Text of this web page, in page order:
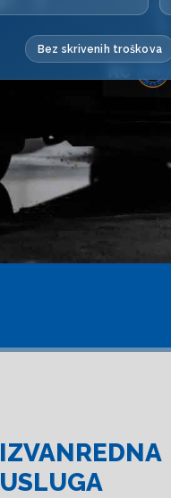
Bez skrivenih troškova
IZVANREDNA
USLUGA